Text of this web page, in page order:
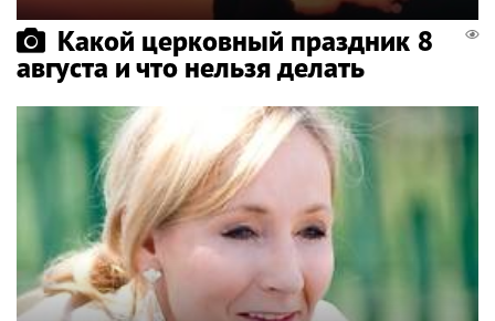
Какой церковный праздник 8
августа и что нельзя делать